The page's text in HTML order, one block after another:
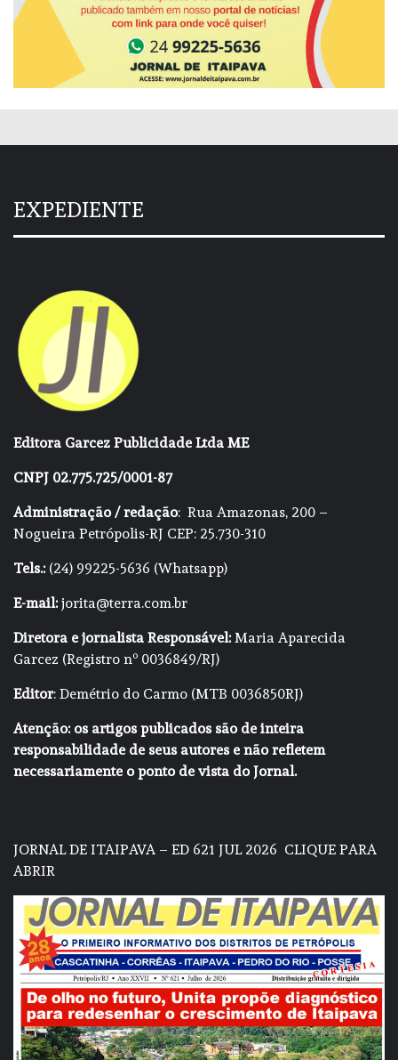
EXPEDIENTE
Editora Garcez Publicidade Ltda ME
CNPJ 02.775.725/0001-87
Administração / redação: Rua Amazonas, 200 –
Nogueira Petrópolis-RJ CEP: 25.730-310
Tels.:(24) 99225-5636 (Whatsapp)
E-mail:jorita@terra.com.br
Diretora e jornalista Responsável:Maria Aparecida
Garcez (Registro nº 0036849/RJ)
Editor: Demétrio do Carmo (MTB 0036850RJ)
Atenção: os artigos publicados são de inteira
responsabilidade de seus autores e não refletem
necessariamente o ponto de vista do Jornal.
JORNAL DE ITAIPAVA – ED 621 JUL 2026 CLIQUE PARA
ABRIR